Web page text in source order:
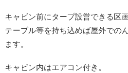
キャビン前にタープ設営できる区
テーブル等を持ち込めば屋外での
ます。
キャビン内はエアコン付き。